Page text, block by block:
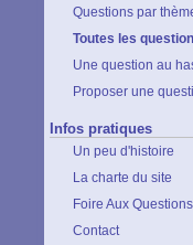
Questions par
Toutes les
Une question au
Proposer une
Infos pratiques
Un peu d'histoire
La charte du site
Foire Aux Questions
Contact